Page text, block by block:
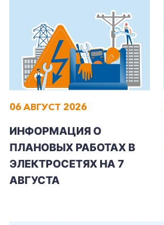
06 АВГУСТ 2026
ИНФОРМАЦИЯ О
ПЛАНОВЫХ РАБОТАХ В
ЭЛЕКТРОСЕТЯХ НА 7
АВГУСТА